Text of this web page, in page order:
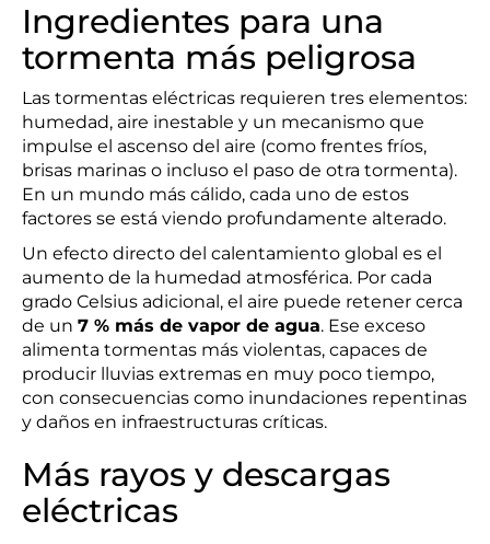
Ingredientes para una
tormenta más peligrosa
Las tormentas eléctricas requieren tres elementos:
humedad, aire inestable y un mecanismo que
impulse el ascenso del aire (como frentes fríos,
brisas marinas o incluso el paso de otra tormenta).
En un mundo más cálido, cada uno de estos
factores se está viendo profundamente alterado.
Un efecto directo del calentamiento global es el
aumento de la humedad atmosférica. Por cada
grado Celsius adicional, el aire puede retener cerca
de un 7 % más de vapor de agua. Ese exceso
alimenta tormentas más violentas, capaces de
producir lluvias extremas en muy poco tiempo,
con consecuencias como inundaciones repentinas
y daños en infraestructuras críticas.
Más rayos y descargas
eléctricas